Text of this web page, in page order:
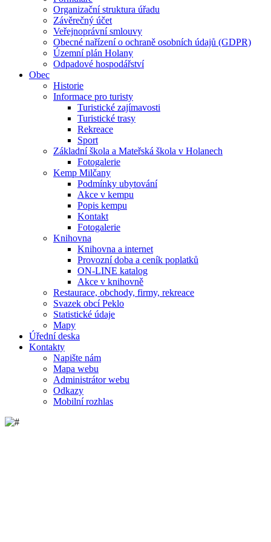
Organizační struktura úřadu
Závěrečný účet
Veřejnoprávní smlouvy
Obecné nařízení o ochraně osobních údajů (GDPR)
Územní plán Holany
Odpadové hospodářství
Obec
Historie
Informace pro turisty
Turistické zajímavosti
Turistické trasy
Rekreace
Sport
Základní škola a Mateřská škola v Holanech
Fotogalerie
Kemp Milčany
Podmínky ubytování
Akce v kempu
Popis kempu
Kontakt
Fotogalerie
Knihovna
Knihovna a internet
Provozní doba a ceník poplatků
ON-LINE katalog
Akce v knihovně
Restaurace, obchody, firmy, rekreace
Svazek obcí Peklo
Statistické údaje
Mapy
Úřední deska
Kontakty
Napište nám
Mapa webu
Administrátor webu
Odkazy
Mobilní rozhlas